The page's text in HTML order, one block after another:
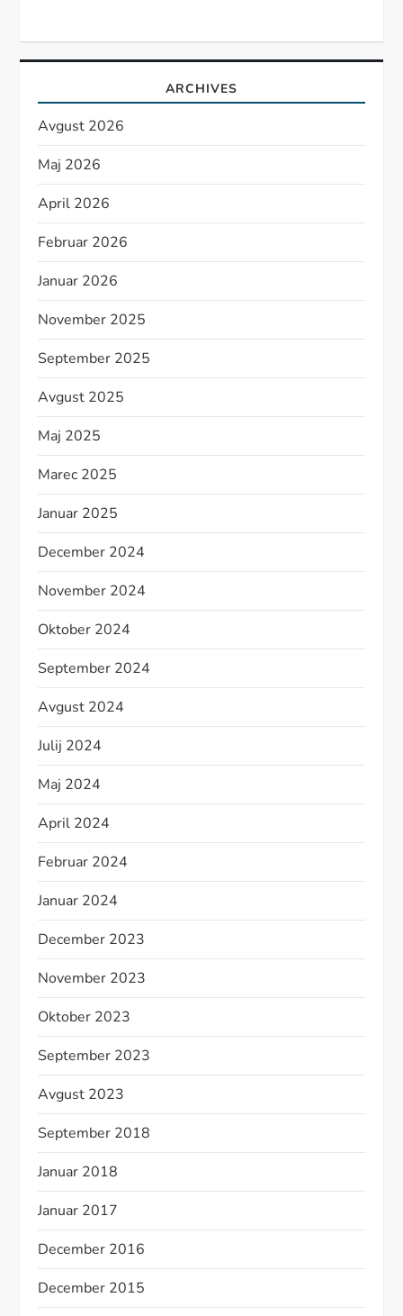
ARCHIVES
Avgust 2026
Maj 2026
April 2026
Februar 2026
Januar 2026
November 2025
September 2025
Avgust 2025
Maj 2025
Marec 2025
Januar 2025
December 2024
November 2024
Oktober 2024
September 2024
Avgust 2024
Julij 2024
Maj 2024
April 2024
Februar 2024
Januar 2024
December 2023
November 2023
Oktober 2023
September 2023
Avgust 2023
September 2018
Januar 2018
Januar 2017
December 2016
December 2015